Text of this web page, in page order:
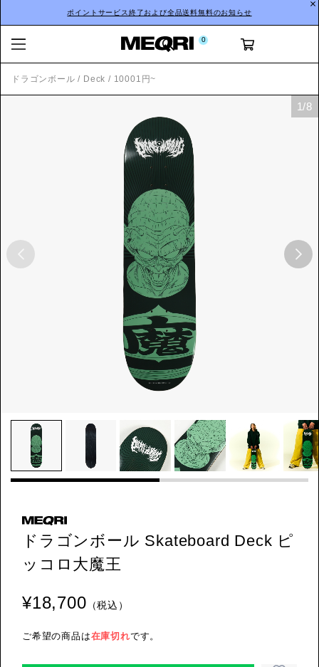
ポイントサービス終了および全品送料無料のお知らせ
0
ドラゴンボール / Deck / 10001円~
ドラゴンボール Skateboard Deck ピ
ッコロ大魔王
¥18,700 （税込）
ご希望の商品は在庫切れです。
1/8